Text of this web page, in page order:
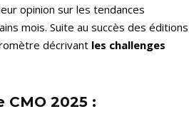
opinion sur les tendances
mois. Suite au succès des éditions
décrivant les challenges
2025 :